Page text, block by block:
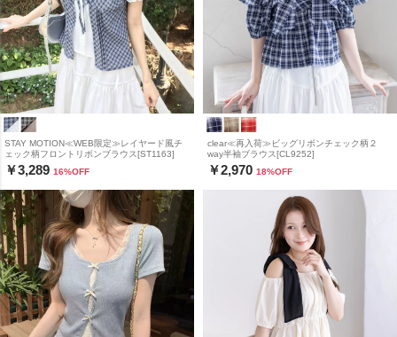
STAY MOTION≪WEB限定≫レイヤード風チ
ェック柄フロントリボンブラウス[ST1163]
￥3,289 16%OFF
clear≪再入荷≫ビッグリボンチェック柄２
way半袖ブラウス[CL9252]
￥2,970 18%OFF